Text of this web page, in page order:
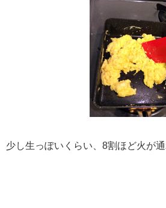
少し生っぽいくらい、8割ほど火が